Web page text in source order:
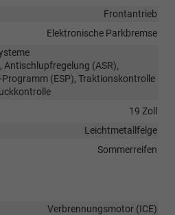
Frontantrieb
Elektronische Parkbremse
Antischlupfregelung (ASR),
(ESP), Traktionskontrolle
19 Zoll
Leichtmetallfelge
Sommerreifen
Verbrennungsmotor (ICE)